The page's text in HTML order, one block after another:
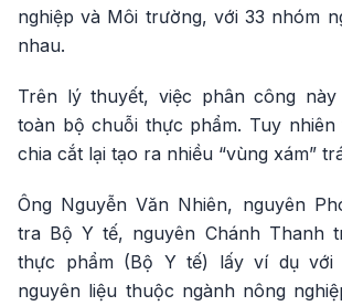
nghiệp và Môi trường, với 33 nhóm
nhau.
Trên lý thuyết, việc phân công
toàn bộ chuỗi thực phẩm. Tuy
chia cắt lại tạo ra nhiều “vùng xám”
Ông Nguyễn Văn Nhiên, nguyên
tra Bộ Y tế, nguyên Chánh Thanh
thực phẩm (Bộ Y tế) lấy ví dụ với
nguyên liệu thuộc ngành nông